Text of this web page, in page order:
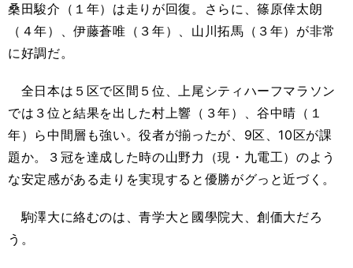
桑田駿介（１年）は走りが回復。さらに、篠原倖太朗
（４年）、伊藤蒼唯（３年）、山川拓馬（３年）が非常
に好調だ。
全日本は５区で区間５位、上尾シティハーフマラソン
では３位と結果を出した村上響（３年）、谷中晴（１
年）ら中間層も強い。役者が揃ったが、9区、10区が課
題か。３冠を達成した時の山野力（現・九電工）のよう
な安定感がある走りを実現すると優勝がグっと近づく。
駒澤大に絡むのは、青学大と國學院大、創価大だろ
う。